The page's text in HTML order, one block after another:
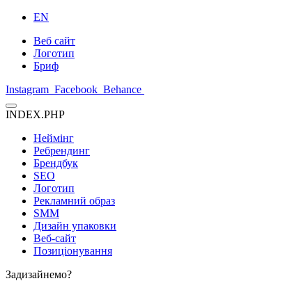
EN
Веб сайт
Логотип
Бриф
Instagram Facebook Behance
INDEX.PHP
Неймінг
Ребрендинг
Брендбук
SEO
Логотип
Рекламний образ
SMM
Дизайн упаковки
Веб-сайт
Позиціонування
Задизайнемо?